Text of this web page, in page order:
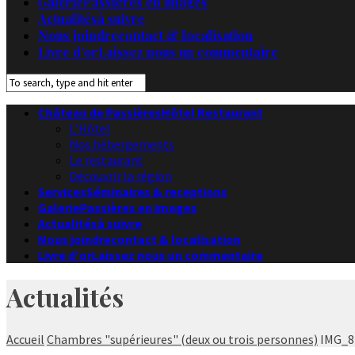
Actualitésà suivre
Nous joindrecontact & localisation
Livre d’orLaissez nous un commentaire
Château de PassièresHôtel Restaurant
L’Hôtel
Nos hébergements
Le restaurant
Découvrir la région
ServicesSéminaires & receptions
GaleriePassières en images
Actualitésà suivre
Nous joindrecontact & localisation
Livre d’orLaissez nous un commentaire
Actualités
Accueil Chambres "supérieures" (deux ou trois personnes)